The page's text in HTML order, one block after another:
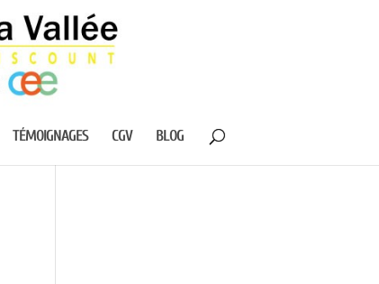
TÉMOIGNAGES CGV BLOG